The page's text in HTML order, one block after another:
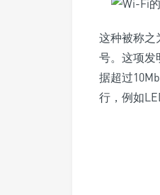
这种被称之
号。这项发
据超过
行，例如